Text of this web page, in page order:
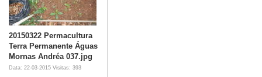
20150322 Permacultura
Terra Permanente Águas
Mornas Andréa 037.jpg
Data: 22-03-2015 Visitas: 393